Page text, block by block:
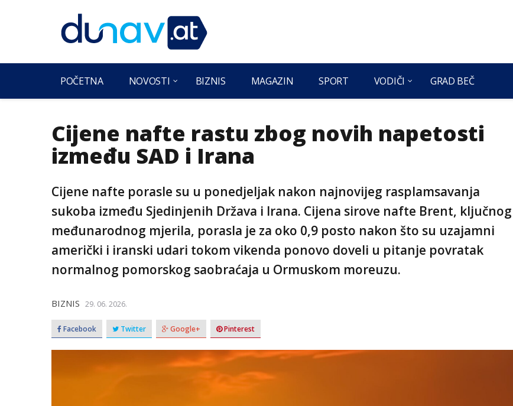
POČETNA NOVOSTI BIZNIS MAGAZIN SPORT VODIČI GRAD BEČ
Cijene nafte rastu zbog novih napetosti
između SAD i Irana
Cijene nafte porasle su u ponedjeljak nakon najnovijeg rasplamsavanja
sukoba između Sjedinjenih Država i Irana. Cijena sirove nafte Brent, ključnog
međunarodnog mjerila, porasla je za oko 0,9 posto nakon što su uzajamni
američki i iranski udari tokom vikenda ponovo doveli u pitanje povratak
normalnog pomorskog saobraćaja u Ormuskom moreuzu.
BIZNIS 29. 06. 2026.
Facebook Twitter Google+ Pinterest